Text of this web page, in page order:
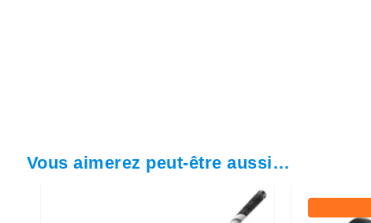
Vous aimerez peut-être aussi…